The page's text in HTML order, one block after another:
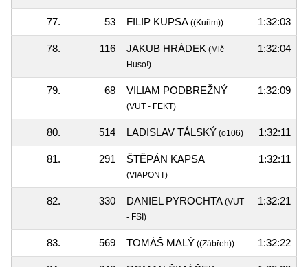
77. 53 FILIP KUPSA ((Kuřim)) 1:32:03
78. 116 JAKUB HRÁDEK (Mlč
Huso!)
1:32:04
79. 68 VILIAM PODBREŽNÝ
(VUT - FEKT)
1:32:09
80. 514 LADISLAV TÁLSKÝ (o106) 1:32:11
81. 291 ŠTĚPÁN KAPSA
(VIAPONT)
1:32:11
82. 330 DANIEL PYROCHTA (VUT
- FSI)
1:32:21
83. 569 TOMÁŠ MALÝ ((Zábřeh)) 1:32:22